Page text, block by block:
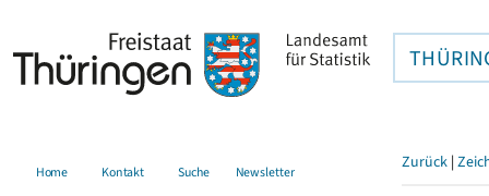
Home Kontakt Suche Newsletter Zurück |